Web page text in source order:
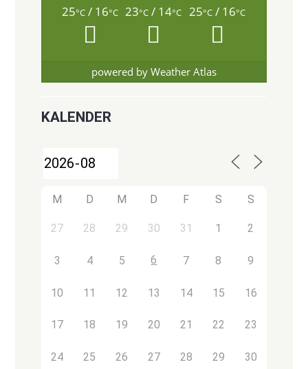
25°C/ 16°C 23°C / 14°C 25°C / 16°C
powered by Weather Atlas
KALENDER
M D M D F S S
27 28 29 30 31 1 2
3 4 5 6 7 8 9
10 11 12 13 14 15 16
17 18 19 20 21 22 23
24 25 26 27 28 29 30